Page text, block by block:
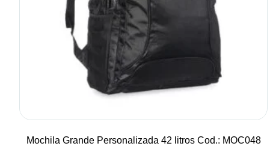
Mochila Grande Personalizada 42 litros Cod.: MOC048